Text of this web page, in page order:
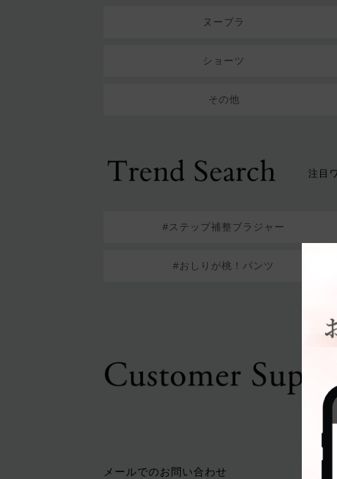
ヌーブラ
ショーツ
その他
注目
#ステップ補整ブラジャー
#おしりが桃！パンツ
メールでのお問い合わせ